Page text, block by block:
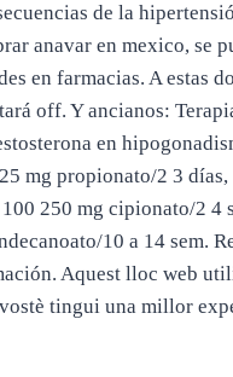
de la
anavar en mexico, se
en farmacias. A estas
off. Y ancianos:
en
mg propionato/2 3 días,
250 mg cipionato/2 4
10 a 14 sem.
Aquest lloc web
tingui una millor